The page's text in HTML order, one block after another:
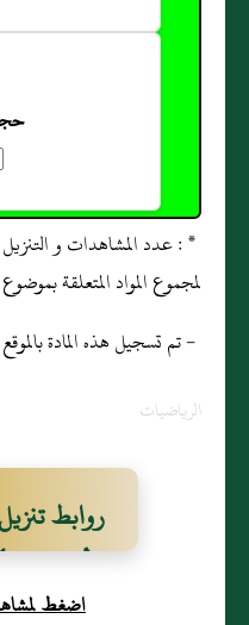
لمجموع المواد المتعلقة بموضوع
- تم تسجيل هذه المادة بالموقع
الرياضيات
روابط
الأرقام من 1 الى 100
اضغط